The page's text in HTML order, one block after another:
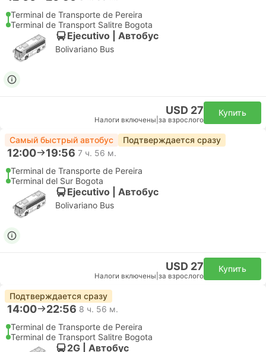
Terminal de Transporte de Pereira
Terminal de Transport Salitre Bogota
Ejecutivo | Автобус
Bolivariano Bus
USD 27
Налоги включены за взрослого
Купить
Самый быстрый автобус Подтверждается сразу
12:00 19:56 7 ч. 56 м.
Terminal de Transporte de Pereira
Terminal del Sur Bogota
Ejecutivo | Автобус
Bolivariano Bus
USD 27
Налоги включены за взрослого
Купить
Подтверждается сразу
14:00 22:56 8 ч. 56 м.
Terminal de Transporte de Pereira
Terminal de Transport Salitre Bogota
2G | Автобус